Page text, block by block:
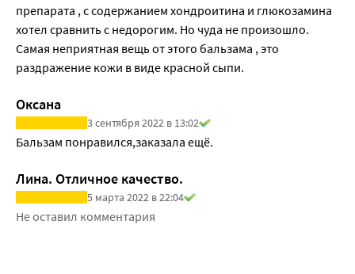
препарата , с содержанием хондроитина и глюкозамина
хотел сравнить с недорогим. Но чуда не произошло.
Самая неприятная вещь от этого бальзама , это
раздражение кожи в виде красной сыпи.
Оксана
3 сентября 2022 в 13:02
Бальзам понравился,заказала ещё.
Лина. Отличное качество.
5 марта 2022 в 22:04
Не оставил комментария